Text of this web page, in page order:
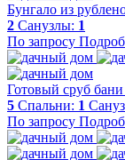
Бунгало из
2 Санузлы: 1
По запросу
Готовый сруб
5 Спальни: 1
По запросу